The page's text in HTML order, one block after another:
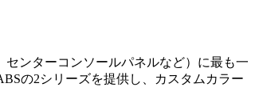
ンターコンソールパネルなど）に最も一
の2シリーズを提供し、カスタムカラー